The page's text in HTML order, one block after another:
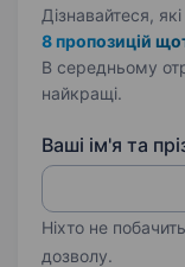
Дізнавайтеся,
8 пропозицій
В середньому
найкращі.
Ваші ім'я та
Ніхто не
дозволу.